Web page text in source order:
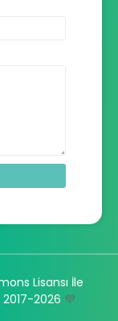
Lisansı İle
2026 💜